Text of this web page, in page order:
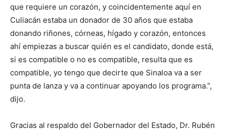
que requiere un corazón, y coincidentemente aquí en
Culiacán estaba un donador de 30 años que estaba
donando riñones, córneas, hígado y corazón, entonces
ahí empiezas a buscar quién es el candidato, donde está,
si es compatible o no es compatible, resulta que es
compatible, yo tengo que decirte que Sinaloa va a ser
punta de lanza y va a continuar apoyando los programa.”,
dijo.
Gracias al respaldo del Gobernador del Estado, Dr. Rubén